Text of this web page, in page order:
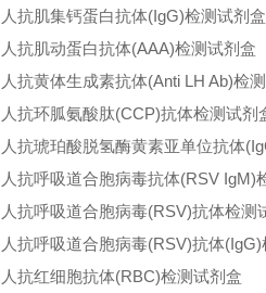
人抗肌集钙蛋白抗体(IgG)检测试剂盒
人抗肌动蛋白抗体(AAA)检测试剂盒
人抗黄体生成素抗体(Anti LH Ab)检
人抗环胍氨酸肽(CCP)抗体检测试剂
人抗琥珀酸脱氢酶黄素亚单位抗体
人抗呼吸道合胞病毒抗体(RSV IgM)
人抗呼吸道合胞病毒(RSV)抗体检测
人抗呼吸道合胞病毒(RSV)抗体
人抗红细胞抗体(RBC)检测试剂盒